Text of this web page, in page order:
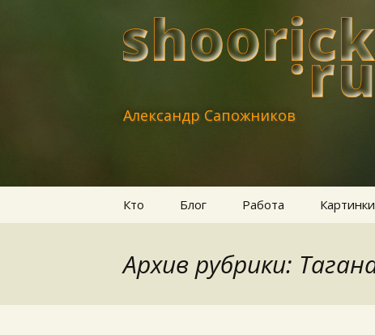
Александр Сапожников
Кто Блог Работа Картинки
Архив рубрики: